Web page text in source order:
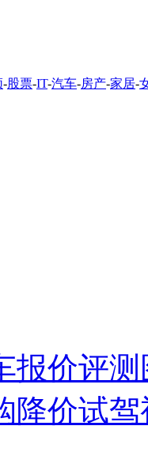
-股票-IT-汽车-房产-家居-
报价评测
降价试驾